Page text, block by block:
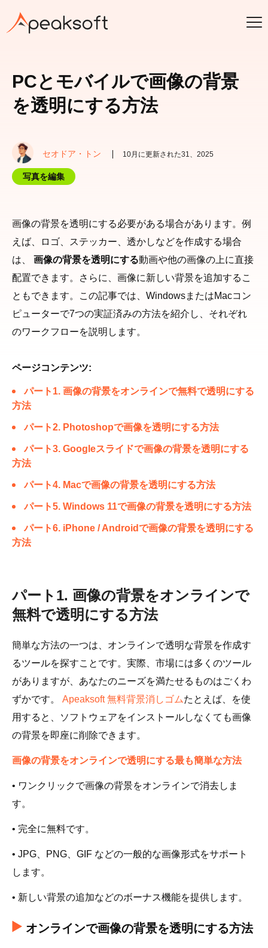
PCとモバイルで画像の背景
を透明にする方法
セオドア・トン 10月に更新された31、2025
写真を編集
画像の背景を透明にする必要がある場合があります。例
えば、ロゴ、ステッカー、透かしなどを作成する場合
は、 画像の背景を透明にする動画や他の画像の上に直接
配置できます。さらに、画像に新しい背景を追加するこ
ともできます。この記事では、WindowsまたはMacコン
ピューターで7つの実証済みの方法を紹介し、それぞれ
のワークフローを説明します。
ページコンテンツ:
パート1. 画像の背景をオンラインで無料で透明にする
方法
パート2. Photoshopで画像を透明にする方法
パート3. Googleスライドで画像の背景を透明にする
方法
パート4. Macで画像の背景を透明にする方法
パート5. Windows 11で画像の背景を透明にする方法
パート6. iPhone / Androidで画像の背景を透明にする
方法
パート1. 画像の背景をオンラインで
無料で透明にする方法
簡単な方法の一つは、オンラインで透明な背景を作成す
るツールを探すことです。実際、市場には多くのツール
がありますが、あなたのニーズを満たせるものはごくわ
ずかです。 Apeaksoft 無料背景消しゴムたとえば、を使
用すると、ソフトウェアをインストールしなくても画像
の背景を即座に削除できます。
画像の背景をオンラインで透明にする最も簡単な方法
• ワンクリックで画像の背景をオンラインで消去しま
す。
• 完全に無料です。
• JPG、PNG、GIF などの一般的な画像形式をサポート
します。
• 新しい背景の追加などのボーナス機能を提供します。
オンラインで画像の背景を透明にする方法